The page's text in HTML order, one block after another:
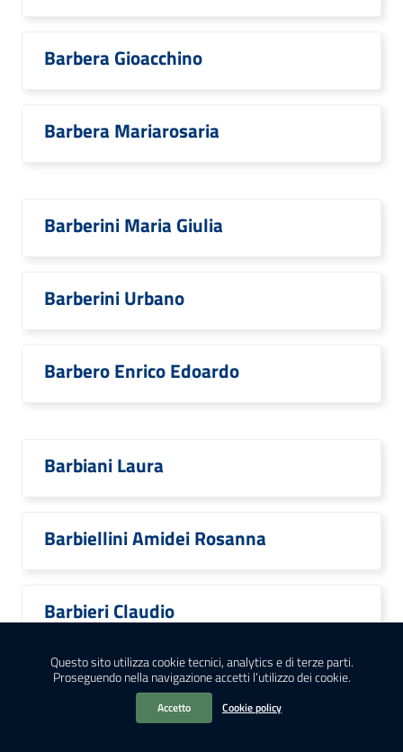
Questo sito utilizza cookie tecnici, analytics e di terze parti.
Proseguendo nella navigazione accetti l’utilizzo dei cookie.
Accetto Cookie policy
Barbera Gioacchino
Barbera Mariarosaria
Barberini Maria Giulia
Barberini Urbano
Barbero Enrico Edoardo
Barbiani Laura
Barbiellini Amidei Rosanna
Barbieri Claudio
Barbieri Costanza